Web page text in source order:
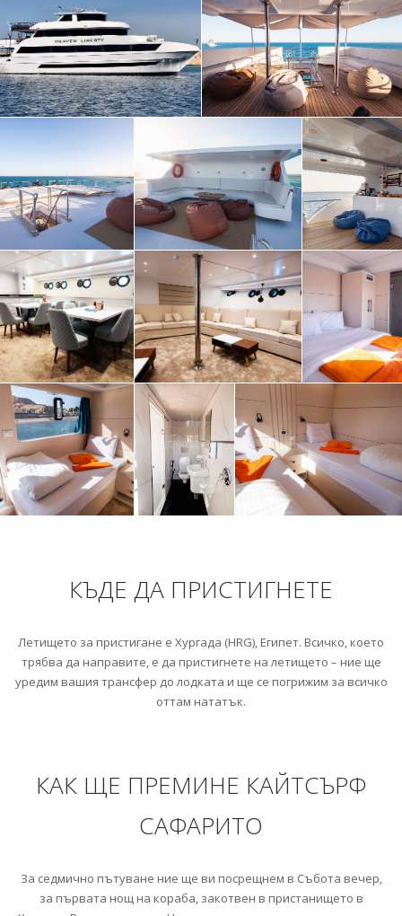
КЪДЕ ДА ПРИСТИГНЕТЕ
Летището за пристигане е Хургада (HRG), Египет. Всичко, което
трябва да направите, е да пристигнете на летището – ние ще
уредим вашия трансфер до лодката и ще се погрижим за всичко
оттам нататък.
КАК ЩЕ ПРЕМИНЕ КАЙТСЪРФ
САФАРИТО
За седмично пътуване ние ще ви посрещнем в Събота вечер,
за първата нощ на кораба, закотвен в пристанището в